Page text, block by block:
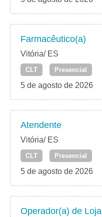
Farmacêutico(a)
Vitória/ ES
CLT Presencial
5 de agosto de 2026
Atendente
Vitória/ ES
CLT Presencial
5 de agosto de 2026
Operador(a) de Loja